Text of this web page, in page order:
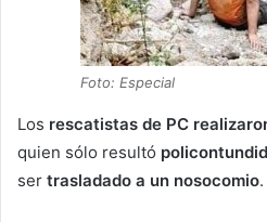
Foto: Especial
Los rescatistas de PC
quien sólo resultó
ser trasladado a un nosocomio.